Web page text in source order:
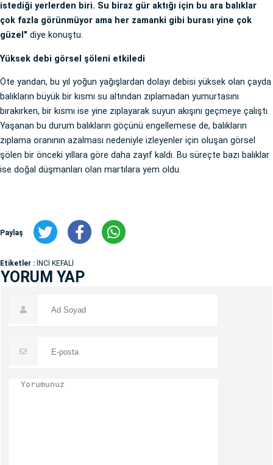
istediği yerlerden biri. Su biraz gür aktığı için bu ara balıklar
çok fazla görünmüyor ama her zamanki gibi burası yine çok
güzel" diye konuştu.
Yüksek debi görsel şöleni etkiledi
Öte yandan, bu yıl yoğun yağışlardan dolayı debisi yüksek olan çayda
balıkların büyük bir kısmı su altından zıplamadan yumurtasını
bırakırken, bir kısmı ise yine zıplayarak suyun akışını geçmeye çalıştı.
Yaşanan bu durum balıkların göçünü engellemese de, balıkların
zıplama oranının azalması nedeniyle izleyenler için oluşan görsel
şölen bir önceki yıllara göre daha zayıf kaldı. Bu süreçte bazı balıklar
ise doğal düşmanları olan martılara yem oldu.
Paylaş
Etiketler : İNCİ KEFALİ
YORUM YAP